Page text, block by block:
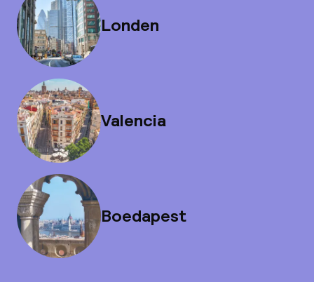
Londen
Valencia
Boedapest